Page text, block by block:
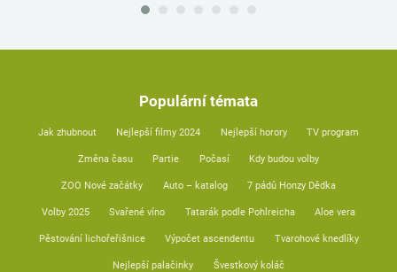
Populární témata
Jak zhubnout Nejlepší filmy 2024 Nejlepší horory TV program
Změna času Partie Počasí Kdy budou volby
ZOO Nové začátky Auto – katalog 7 pádů Honzy Dědka
Volby 2025 Svařené víno Tatarák podle Pohlreicha Aloe vera
Pěstování lichořeřišnice Výpočet ascendentu Tvarohové knedlíky
Nejlepší palačinky Švestkový koláč